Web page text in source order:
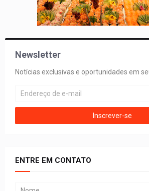
Newsletter
Notícias exclusivas e oportunidades em
ENTRE EM CONTATO